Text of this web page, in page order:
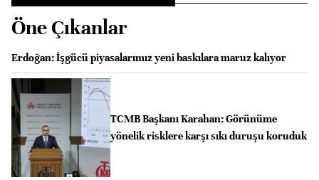
Öne Çıkanlar
Erdoğan: İşgücü piyasalarımız yeni baskılara maruz kalıyor
TCMB Başkanı Karahan: Görünüme
yönelik risklere karşı sıkı duruşu koruduk